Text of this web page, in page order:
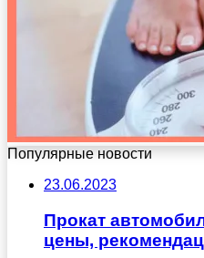
Популярные новости
23.06.2023
Прокат
цены,